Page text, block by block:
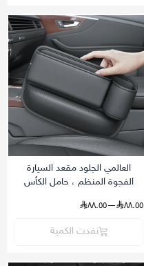
العالمي الجلود مقعد السيارة
الفجوة المنظم ، حامل الكأس
، الجبهة السيارات حشو للسائق
٨٨.٥٥ —٨٨.٥٥
نفدت الكمية